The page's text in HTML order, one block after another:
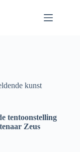
kunst
tentoonstelling
Zeus